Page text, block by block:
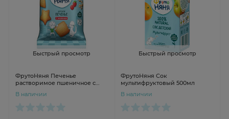
Быстрый просмотр
ФрутоНяня Печенье
растворимое пшеничное с
В наличии
Быстрый просмотр
ФрутоНяня Сок
мультифруктовый 500мл
В наличии